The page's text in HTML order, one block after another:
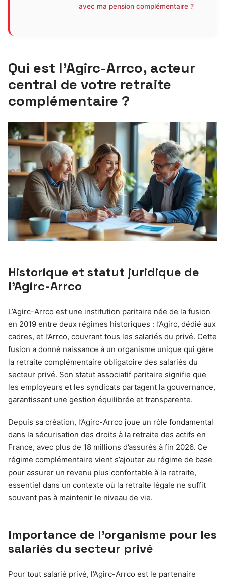
avec ma pension complémentaire ?
Qui est l’Agirc-Arrco, acteur
central de votre retraite
complémentaire ?
Historique et statut juridique de
l’Agirc-Arrco
L’Agirc-Arrco est une institution paritaire née de la fusion
en 2019 entre deux régimes historiques : l’Agirc, dédié aux
cadres, et l’Arrco, couvrant tous les salariés du privé. Cette
fusion a donné naissance à un organisme unique qui gère
la retraite complémentaire obligatoire des salariés du
secteur privé. Son statut associatif paritaire signifie que
les employeurs et les syndicats partagent la gouvernance,
garantissant une gestion équilibrée et transparente.
Depuis sa création, l’Agirc-Arrco joue un rôle fondamental
dans la sécurisation des droits à la retraite des actifs en
France, avec plus de 18 millions d’assurés à fin 2026. Ce
régime complémentaire vient s’ajouter au régime de base
pour assurer un revenu plus confortable à la retraite,
essentiel dans un contexte où la retraite légale ne suffit
souvent pas à maintenir le niveau de vie.
Importance de l’organisme pour les
salariés du secteur privé
Pour tout salarié privé, l’Agirc-Arrco est le partenaire